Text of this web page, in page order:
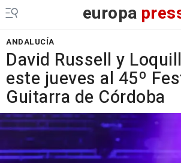
europa
ANDALUCÍA
David Russell y
este jueves al 45º
Guitarra de Córdoba